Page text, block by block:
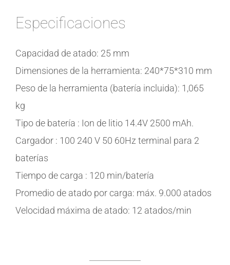
Especificaciones
Capacidad de atado: 25 mm
Dimensiones de la herramienta: 240*75*310 mm
Peso de la herramienta (batería incluida): 1,065
kg
Tipo de batería : Ion de litio 14.4V 2500 mAh.
Cargador : 100 240 V 50 60Hz terminal para 2
baterías
Tiempo de carga : 120 min/batería
Promedio de atado por carga: máx. 9.000 atados
Velocidad máxima de atado: 12 atados/min